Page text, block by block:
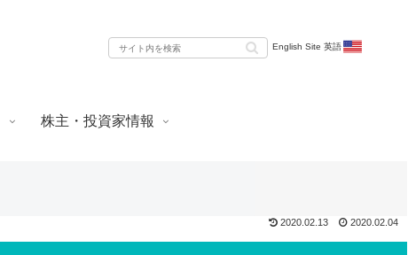
English Site 英語
株主・投資家情報
2020.02.13 2020.02.04